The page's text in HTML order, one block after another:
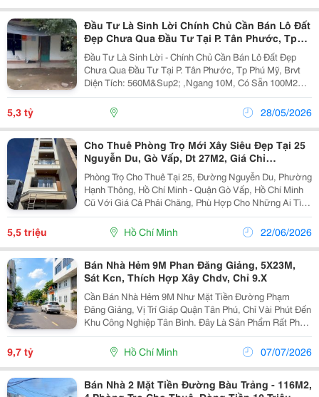
Đầu Tư Là Sinh Lời Chính Chủ Cần Bán Lô Đất
Đẹp Chưa Qua Đầu Tư Tại P. Tân Phước, Tp
Phú Mỹ, Brvt
Đầu Tư Là Sinh Lời - Chính Chủ Cần Bán Lô Đất Đẹp
Chưa Qua Đầu Tư Tại P. Tân Phước, Tp Phú Mỹ, Brvt
Diện Tích: 560M&Sup2; ,Ngang 10M, Có Sẵn 100M2
Thổ Cư. Giá Bán: 5,3 Tỷ(Có Thương Lượng) - Trên Đất
Hiện Đang Có 5 Phòng Trọ Cho Thuê. Thu Nhập...
5,3 tỷ 28/05/2026
Cho Thuê Phòng Trọ Mới Xây Siêu Đẹp Tại 25
Nguyễn Du, Gò Vấp, Dt 27M2, Giá Chỉ
5,5Tr/Tháng
Phòng Trọ Cho Thuê Tại 25, Đường Nguyễn Du, Phường
Hạnh Thông, Hồ Chí Minh - Quận Gò Vấp, Hồ Chí Minh
Cũ Với Giá Cả Phải Chăng, Phù Hợp Cho Những Ai Tìm
Kiếm Không Gian Sống Tiện Nghi Và Thoải Mái. - Diện
Tích 27M2, Thiết Kế Gồm 1Pn + 1Wc. -...
5,5 triệu Hồ Chí Minh 22/06/2026
Bán Nhà Hẻm 9M Phan Đăng Giảng, 5X23M,
Sát Kcn, Thích Hợp Xây Chdv, Chỉ 9.X
Cần Bán Nhà Hẻm 9M Như Mặt Tiền Đường Phạm
Đăng Giảng, Vị Trí Giáp Quận Tân Phú, Chỉ Vài Phút Đến
Khu Công Nghiệp Tân Bình. Đây Là Sản Phẩm Rất Phù
Hợp Để Ở Kết Hợp Đầu Tư, Xây Căn Hộ Dịch Vụ Hoặc
Phòng Trọ Cho Thuê Nhờ Nhu Cầu Thuê Cao Từ Công
Nhân...
9,7 tỷ Hồ Chí Minh 07/07/2026
Bán Nhà 2 Mặt Tiền Đường Bàu Trảng - 116M2,